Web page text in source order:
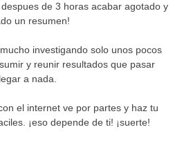
de 3 horas acabar agotado y
un resumen!
investigando solo unos pocos
y reunir resultados que pasar
a nada.
el internet ve por partes y haz tu
¡eso depende de ti! ¡suerte!